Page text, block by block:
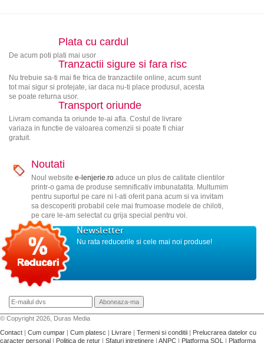
Plata cu cardul
De acum poti plati mai usor
Tranzactii sigure si fara risc
Nu trebuie sa-ti mai fie frica de tranzactiile online, acum sunt
tot mai sigur si protejate, iar daca nu-ti place produsul, acesta
se poate returna usor.
Transport oriunde
Livram comanda ta oriunde te-ai afla. Costul de livrare
variaza in functie de valoarea comenzii si poate fi chiar
gratuit.
Noutati
Noul website e-lenjerie.roaduce un plus de calitate clientilor
printr-o gama de produse semnificativ imbunatatita. Multumim
pentru suportul pe care ni l-ati oferit pana acum si va invitam
sa descoperiti probabil cele mai frumoase modele de chiloti,
pe care le-am selectat cu grija special pentru voi.
Newsletter
Nu rata reducerile si cele mai noi produse!
© Copyright 2026, Duras Media
Contact | Cum cumpar | Cum platesc | Livrare | Termeni si conditii | Prelucrarea datelor cu
caracter personal | Politica de retur | Sfaturi intretinere | ANPC | Platforma SOL | Platforma